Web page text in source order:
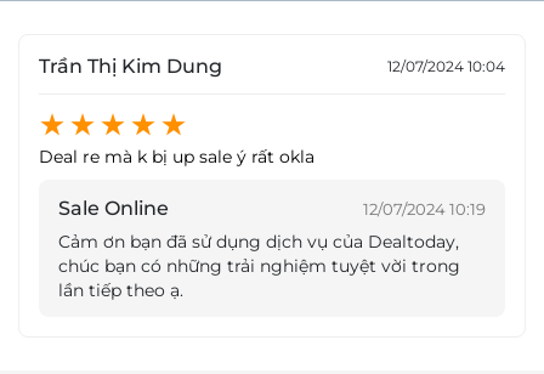
Tẩy trang, rửa mặt, tẩy tế bào chết
Bước vào quy trình dịch vụ tại Paradise Spa, quý
khách hàng sẽ được các chuyên gia kinh nghiệm
Trần Thị Kim Dung 12/07/2024 10:04
Deal re mà k bị up sale ý rất okla
Sale Online 12/07/2024 10:19
Cảm ơn bạn đã sử dụng dịch vụ của Dealtoday,
chúc bạn có những trải nghiệm tuyệt vời trong
lần tiếp theo ạ.